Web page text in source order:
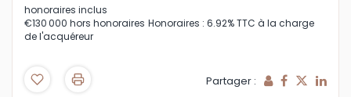
honoraires inclus
€130 000 hors honoraires Honoraires : 6.92% TTC à la charge
de l'acquéreur
Partager :